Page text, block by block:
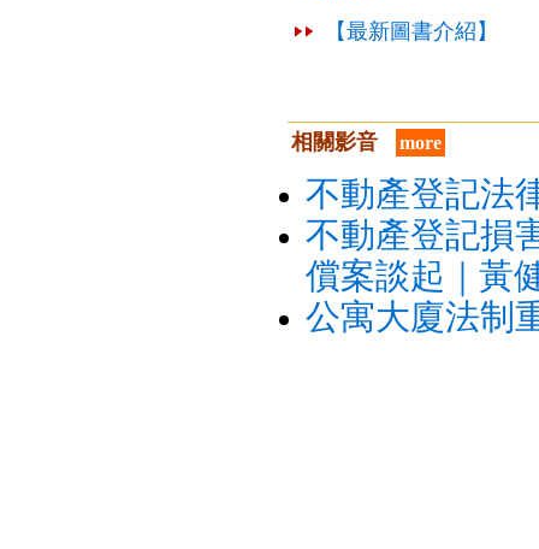
【最新圖書介紹】
相關影音 more
不動產登記法
不動產登記損
償案談起｜黃
公寓大廈法制